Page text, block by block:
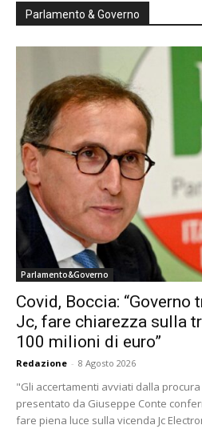
Parlamento & Governo
Parlamento&Governo
Covid, Boccia:
Jc, fare chiarezza sulla
100 milioni di euro”
Redazione - 8 Agosto 2026
"Gli accertamenti avviati dalla
presentato da Giuseppe Conte
fare piena luce sulla vicenda Jc